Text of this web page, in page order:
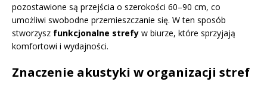
pozostawione są przejścia o szerokości 60–90 cm, co
umożliwi swobodne przemieszczanie się. W ten sposób
stworzysz funkcjonalne strefy w biurze, które sprzyjają
komfortowi i wydajności.
Znaczenie akustyki w organizacji stref